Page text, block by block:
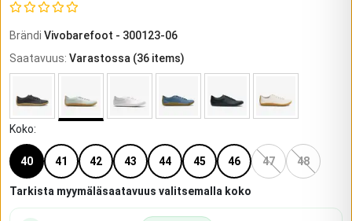
Brändi Vivobarefoot - 300123-06
Saatavuus: Varastossa (36 items)
Koko:
40 41 42 43 44 45 46 47 48
Tarkista myymäläsaatavuus valitsemalla koko